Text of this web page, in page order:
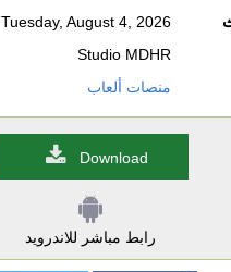
Tuesday, August 4, 2026
Studio MDHR
منصات ألعاب
Download
رابط مباشر للاندرويد